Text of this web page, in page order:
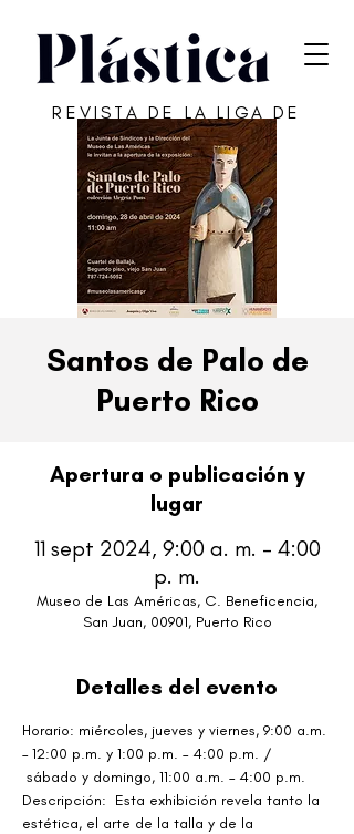
REVISTA DE LA LIGA DE
ARTE DE SAN JUAN
Santos de Palo de
Puerto Rico
Apertura o publicación y
lugar
11 sept 2024, 9:00 a. m. – 4:00
p. m.
Museo de Las Américas, C. Beneficencia,
San Juan, 00901, Puerto Rico
Detalles del evento
Horario: miércoles, jueves y viernes, 9:00 a.m.
– 12:00 p.m. y 1:00 p.m. – 4:00 p.m. /
sábado y domingo, 11:00 a.m. – 4:00 p.m.
Descripción:  Esta exhibición revela tanto la
estética, el arte de la talla y de la